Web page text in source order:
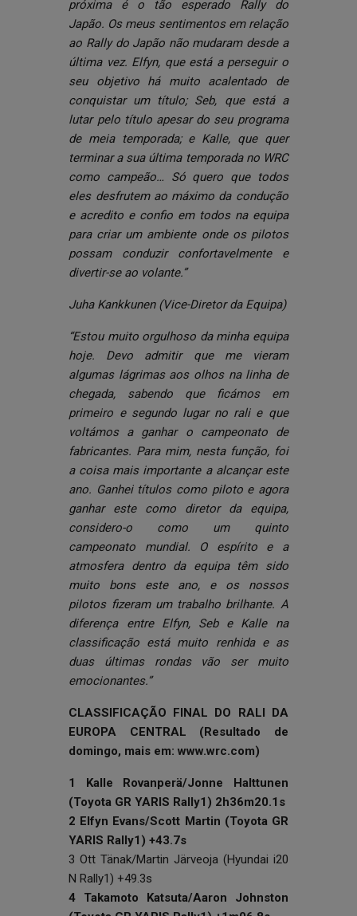
próxima é o tão esperado Rally do
Japão. Os meus sentimentos em relação
ao Rally do Japão não mudaram desde a
última vez. Elfyn, que está a perseguir o
seu objetivo há muito acalentado de
conquistar um título; Seb, que está a
lutar pelo título apesar do seu programa
de meia temporada; e Kalle, que quer
terminar a sua última temporada no WRC
como campeão… Só quero que todos
eles desfrutem ao máximo da condução
e acredito e confio em todos na equipa
para criar um ambiente onde os pilotos
possam conduzir confortavelmente e
divertir-se ao volante.”
Juha Kankkunen (Vice-Diretor da Equipa)
“Estou muito orgulhoso da minha equipa
hoje. Devo admitir que me vieram
algumas lágrimas aos olhos na linha de
chegada, sabendo que ficámos em
primeiro e segundo lugar no rali e que
voltámos a ganhar o campeonato de
fabricantes. Para mim, nesta função, foi
a coisa mais importante a alcançar este
ano. Ganhei títulos como piloto e agora
ganhar este como diretor da equipa,
considero-o como um quinto
campeonato mundial. O espírito e a
atmosfera dentro da equipa têm sido
muito bons este ano, e os nossos
pilotos fizeram um trabalho brilhante. A
diferença entre Elfyn, Seb e Kalle na
classificação está muito renhida e as
duas últimas rondas vão ser muito
emocionantes.”
CLASSIFICAÇÃO FINAL DO RALI DA
EUROPA CENTRAL (Resultado de
domingo, mais em:www.wrc.com)
1 Kalle Rovanperä/Jonne Halttunen
(Toyota GR YARIS Rally1) 2h36m20.1s
2 Elfyn Evans/Scott Martin (Toyota GR
YARIS Rally1) +43.7s
3 Ott Tänak/Martin Järveoja (Hyundai i20
N Rally1) +49.3s
4 Takamoto Katsuta/Aaron Johnston